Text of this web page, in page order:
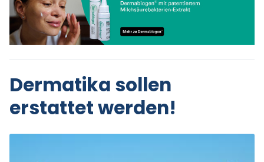
Dermatika sollen
erstattet werden!